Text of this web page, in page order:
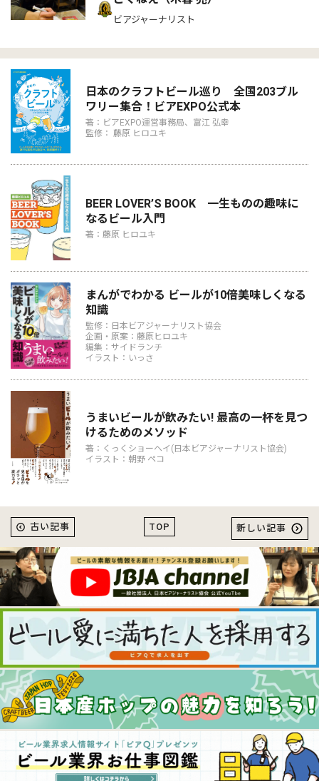
ビアジャーナリスト
日本のクラフトビール巡り 全国203ブル
ワリー集合！ビアEXPO公式本
著：ビアEXPO運営事務局、富江 弘幸
監修： 藤原 ヒロユキ
BEER LOVER’S BOOK 一生ものの趣味に
なるビール入門
著：藤原 ヒロユキ
まんがでわかる ビールが10倍美味しくなる
知識
監修：日本ビアジャーナリスト協会
企画・原案：藤原ヒロユキ
編集：サイドランチ
イラスト：いっさ
うまいビールが飲みたい! 最高の一杯を見つ
けるためのメソッド
著：くっくショーヘイ(日本ビアジャーナリスト協会)
イラスト：朝野 ペコ
TOP
古い記事 新しい記事